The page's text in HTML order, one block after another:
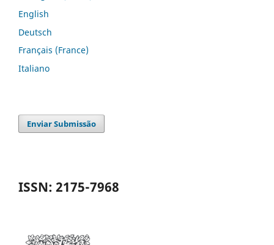
English
Deutsch
Français (France)
Italiano
Enviar Submissão
ISSN: 2175-7968